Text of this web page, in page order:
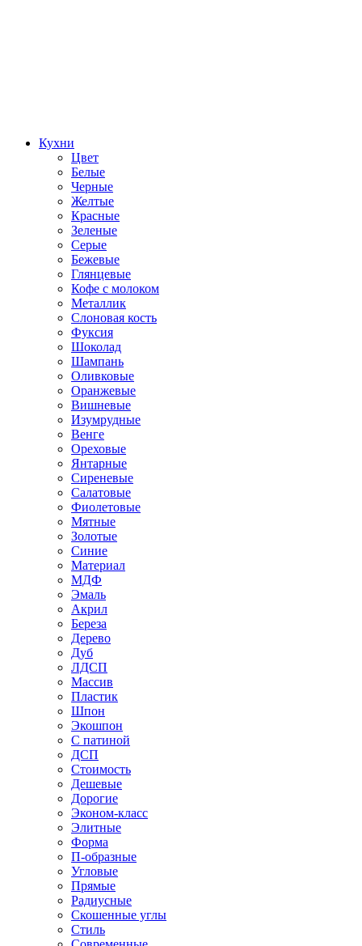
Кухни
Цвет
Белые
Черные
Желтые
Красные
Зеленые
Серые
Бежевые
Глянцевые
Кофе с молоком
Металлик
Слоновая кость
Фуксия
Шоколад
Шампань
Оливковые
Оранжевые
Вишневые
Изумрудные
Венге
Ореховые
Янтарные
Сиреневые
Салатовые
Фиолетовые
Мятные
Золотые
Синие
Материал
МДФ
Эмаль
Акрил
Береза
Дерево
Дуб
ЛДСП
Массив
Пластик
Шпон
Экошпон
С патиной
ДСП
Стоимость
Дешевые
Дорогие
Эконом-класс
Элитные
Форма
П-образные
Угловые
Прямые
Радиусные
Скошенные углы
Стиль